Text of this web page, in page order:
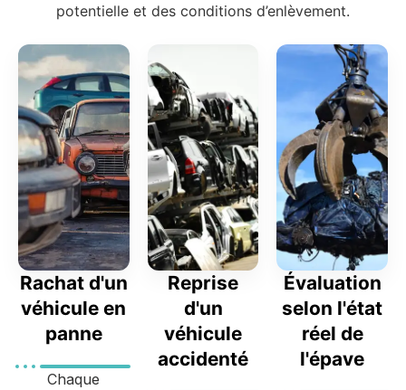
potentielle et des conditions d’enlèvement.
Rachat d'un
véhicule en
panne
Chaque
Reprise
d'un
véhicule
accidenté
Évaluation
selon l'état
réel de
l'épave